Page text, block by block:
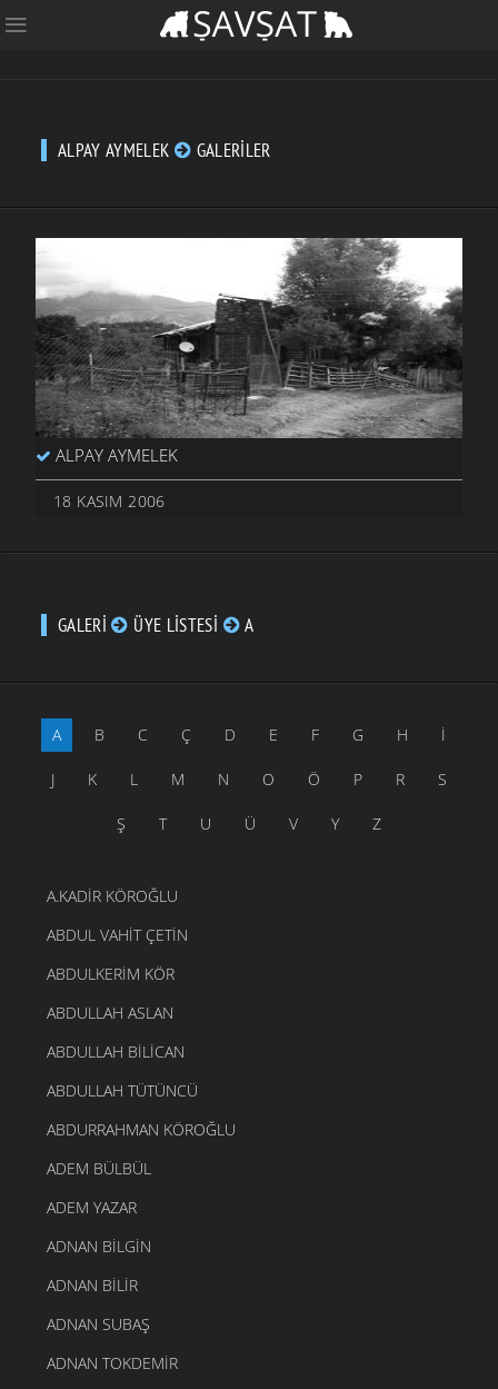
ALPAY AYMELEK GALERILER
ALPAY AYMELEK
18 KASIM 2006
GALERI ÜYE LISTESI A
A B C Ç D E F G H İ
J K L M N O Ö P R S
Ş T U Ü V Y Z
A.KADIR KÖROĞLU
ABDUL VAHIT ÇETIN
ABDULKERIM KÖR
ABDULLAH ASLAN
ABDULLAH BILICAN
ABDULLAH TÜTÜNCÜ
ABDURRAHMAN KÖROĞLU
ADEM BÜLBÜL
ADEM YAZAR
ADNAN BILGIN
ADNAN BILIR
ADNAN SUBAŞ
ADNAN TOKDEMIR